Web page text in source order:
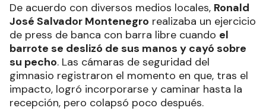
De acuerdo con diversos medios locales, Ronald
José Salvador Montenegro realizaba un ejercicio
de press de banca con barra libre cuando el
barrote se deslizó de sus manos y cayó sobre
su pecho. Las cámaras de seguridad del
gimnasio registraron el momento en que, tras el
impacto, logró incorporarse y caminar hasta la
recepción, pero colapsó poco después.